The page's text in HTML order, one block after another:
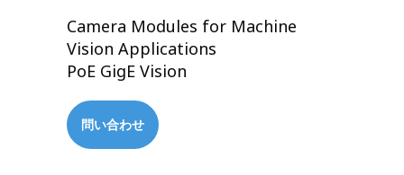
Camera Modules for Machine
Vision Applications
PoE GigE Vision
問い合わせ